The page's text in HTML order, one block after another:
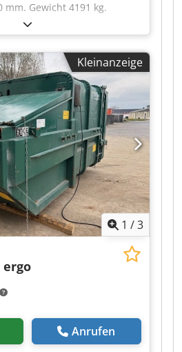
mm. Gewicht 4191 kg.
140-660 l Behälter Dsdpfx
Kleinanzeige
1 /3
ergo
Anrufen